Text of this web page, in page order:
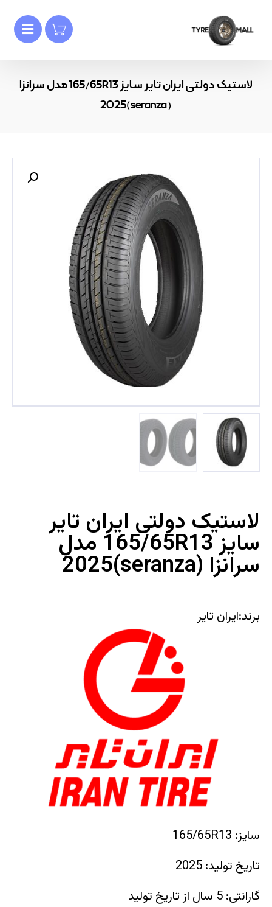
لاستیک دولتی ایران تایر سایز 165/65R13 مدل سرانزا
(seranza)2025
لاستیک دولتی ایران تایر
سایز 165/65R13 مدل
سرانزا (seranza)2025
برند:ایران تایر
سایز: 165/65R13
تاریخ تولید: 2025
گارانتی: 5 سال از تاریخ تولید